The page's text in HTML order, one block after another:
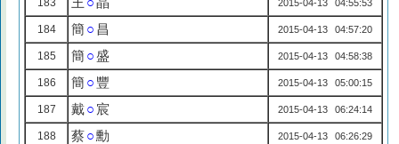
183 2015-04-13 04:55:53
184 簡 ○ 昌 2015-04-13 04:57:20
185 簡 ○盛 2015-04-13 04:58:38
186 簡 ○ 豐 2015-04-13 05:00:15
187 戴○ 宸 2015-04-13 06:24:14
188 蔡○勳 2015-04-13 06:26:29